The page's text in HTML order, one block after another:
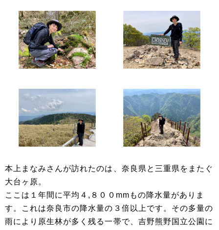
本上まなみさんが訪れたのは、奈良県と三重県をまたぐ
大台ヶ原。
ここは１年間に平均４,８００mmもの降水量がありま
す。これは奈良市の降水量の３倍以上です。その多量の
雨により原生林が多く残る一帯で、吉野熊野国立公園に